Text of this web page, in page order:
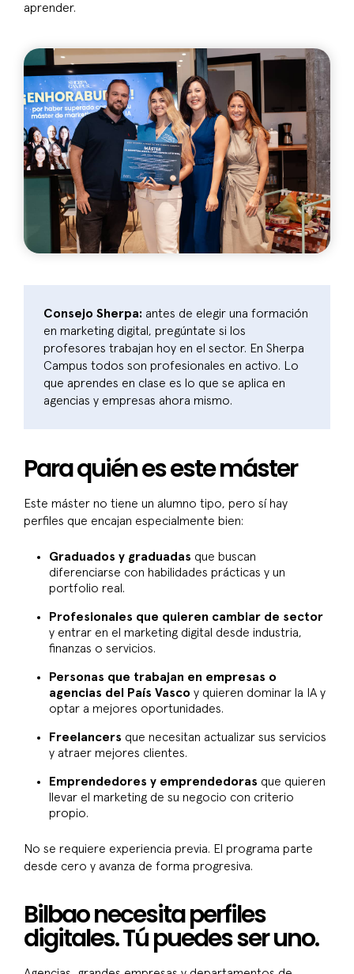
aprender.
Consejo Sherpa: antes de elegir una formación
en marketing digital, pregúntate si los
profesores trabajan hoy en el sector. En Sherpa
Campus todos son profesionales en activo. Lo
que aprendes en clase es lo que se aplica en
agencias y empresas ahora mismo.
Para quién es este máster
Este máster no tiene un alumno tipo, pero sí hay
perfiles que encajan especialmente bien:
Graduados y graduadas que buscan
diferenciarse con habilidades prácticas y un
portfolio real.
Profesionales que quieren cambiar de sector
y entrar en el marketing digital desde industria,
finanzas o servicios.
Personas que trabajan en empresas o
agencias del País Vasco y quieren dominar la IA y
optar a mejores oportunidades.
Freelancers que necesitan actualizar sus servicios
y atraer mejores clientes.
Emprendedores y emprendedoras que quieren
llevar el marketing de su negocio con criterio
propio.
No se requiere experiencia previa. El programa parte
desde cero y avanza de forma progresiva.
Bilbao necesita perfiles
digitales. Tú puedes ser uno.